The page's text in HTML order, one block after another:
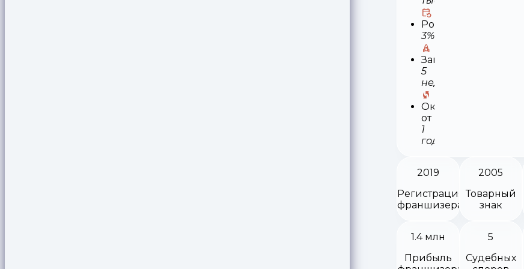
Роялти
3%
Запуск
5
недель
Окупаемость
от
1
года
2019
Регистрация
франшизера
2005
Товарный
знак
1.4 млн
Прибыль
5
Судебных